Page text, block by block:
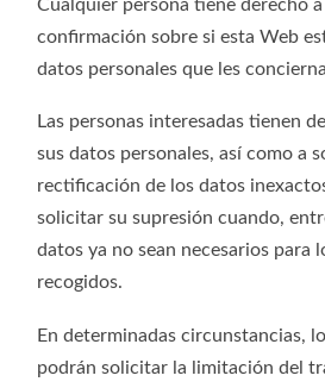
Cualquier persona tiene derecho
confirmación sobre si esta Web
datos personales que les
Las personas interesadas tienen
sus datos personales, así como a
rectificación de los datos
solicitar su supresión cuando,
datos ya no sean necesarios para
recogidos.
En determinadas circunstancias,
podrán solicitar la limitación del